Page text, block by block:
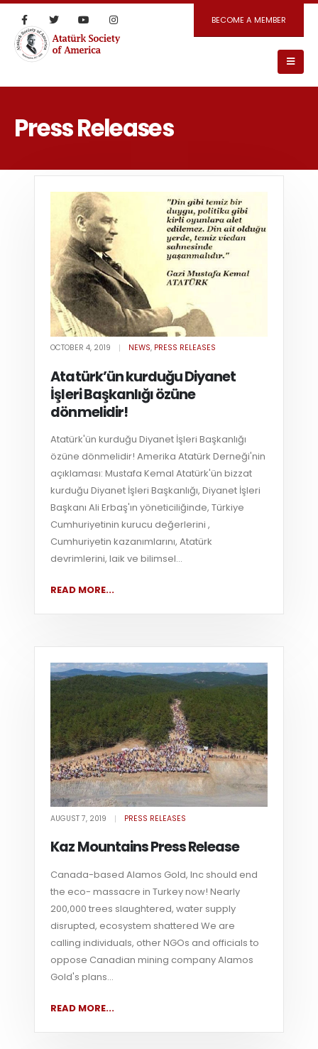
BECOME A MEMBER
Press Releases
OCTOBER 4, 2019 NEWS, PRESS RELEASES
Atatürk’ün kurduğu Diyanet
İşleri Başkanlığı özüne
dönmelidir!
Atatürk'ün kurduğu Diyanet İşleri Başkanlığı
özüne dönmelidir! Amerika Atatürk Derneği'nin
açıklaması: Mustafa Kemal Atatürk'ün bizzat
kurduğu Diyanet İşleri Başkanlığı, Diyanet İşleri
Başkanı Ali Erbaş'ın yöneticiliğinde, Türkiye
Cumhuriyetinin kurucu değerlerini ,
Cumhuriyetin kazanımlarını, Atatürk
devrimlerini, laik ve bilimsel...
READ MORE...
AUGUST 7, 2019 PRESS RELEASES
Kaz Mountains Press Release
Canada-based Alamos Gold, Inc should end
the eco- massacre in Turkey now! Nearly
200,000 trees slaughtered, water supply
disrupted, ecosystem shattered We are
calling individuals, other NGOs and officials to
oppose Canadian mining company Alamos
Gold's plans...
READ MORE...